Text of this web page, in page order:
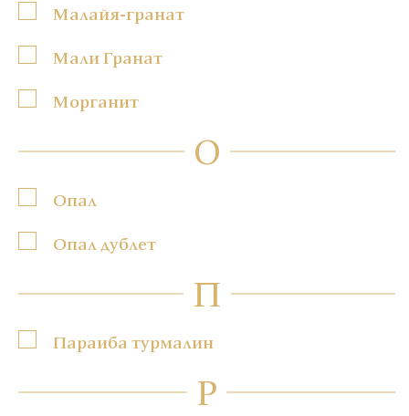
Малайя-гранат
Мали Гранат
Морганит
О
Опал
Опал дублет
П
Параиба турмалин
Р